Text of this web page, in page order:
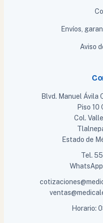
Envíos,
Aviso
Blvd. Manuel Ávila
Piso 10
Col.
Estado de
Tel.
WhatsApp
Horario: